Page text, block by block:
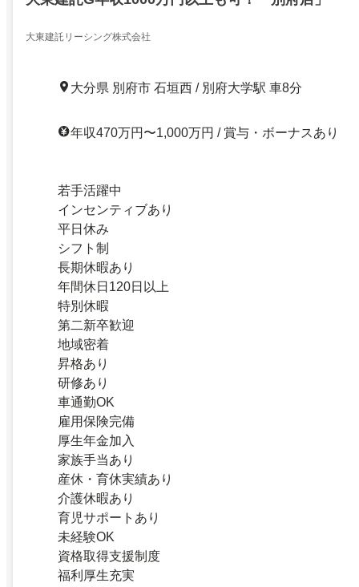
大東建託リーシング株式会社
大分県 別府市 石垣西 / 別府大学駅 車8分
年収470万円〜1,000万円 / 賞与・ボーナスあり
若手活躍中
インセンティブあり
平日休み
シフト制
長期休暇あり
年間休日120日以上
特別休暇
第二新卒歓迎
地域密着
昇格あり
研修あり
車通勤OK
雇用保険完備
厚生年金加入
家族手当あり
産休・育休実績あり
介護休暇あり
育児サポートあり
未経験OK
資格取得支援制度
福利厚生充実